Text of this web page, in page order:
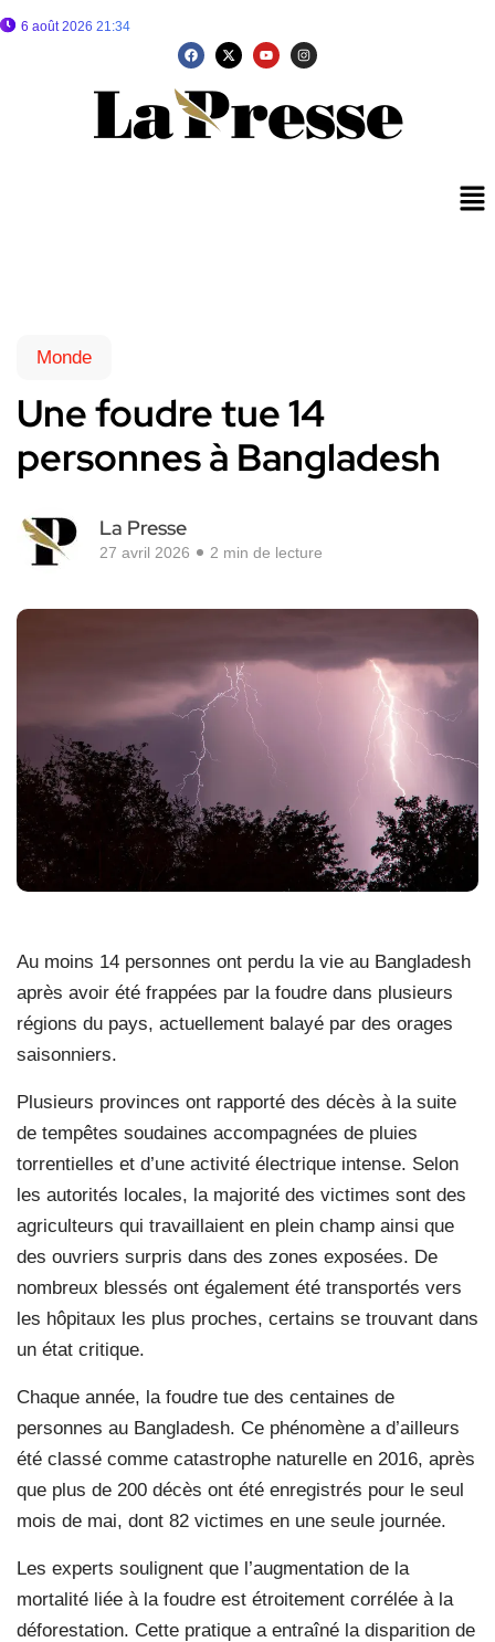
6 août 2026 21:34
Monde
Une foudre tue 14
personnes à Bangladesh
La Presse
27 avril 2026 2 min de lecture
Au moins 14 personnes ont perdu la vie au Bangladesh
après avoir été frappées par la foudre dans plusieurs
régions du pays, actuellement balayé par des orages
saisonniers.
Plusieurs provinces ont rapporté des décès à la suite
de tempêtes soudaines accompagnées de pluies
torrentielles et d’une activité électrique intense. Selon
les autorités locales, la majorité des victimes sont des
agriculteurs qui travaillaient en plein champ ainsi que
des ouvriers surpris dans des zones exposées. De
nombreux blessés ont également été transportés vers
les hôpitaux les plus proches, certains se trouvant dans
un état critique.
Chaque année, la foudre tue des centaines de
personnes au Bangladesh. Ce phénomène a d’ailleurs
été classé comme catastrophe naturelle en 2016, après
que plus de 200 décès ont été enregistrés pour le seul
mois de mai, dont 82 victimes en une seule journée.
Les experts soulignent que l’augmentation de la
mortalité liée à la foudre est étroitement corrélée à la
déforestation. Cette pratique a entraîné la disparition de